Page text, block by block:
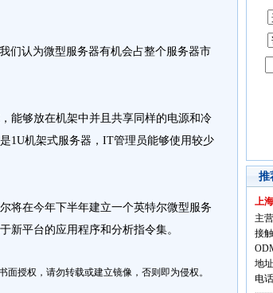
认为微型服务器有机会占整个服务器市
够放在机架中并且共享同样的电源和冷
1U机架式服务器，IT管理员能够使用较少
在今年下半年建立一个英特尔微型服务
新平台的应用程序和分析指令集。
授权，请勿转载或建立镜像，否则即为侵权。
推
上
主
接
地
电